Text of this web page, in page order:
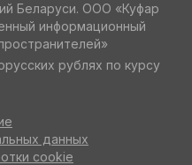
Беларуси. ООО «Куфар
информационный
рублях по курсу
данных
cookie